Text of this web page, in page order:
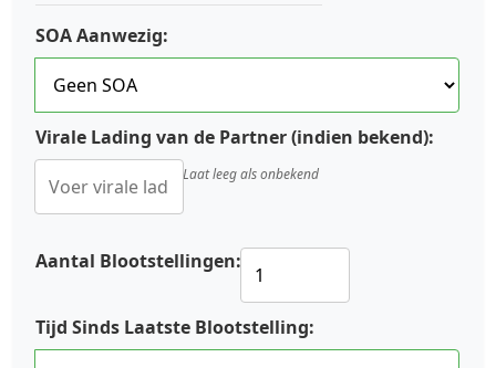
SOA Aanwezig:
Virale Lading van de Partner (indien bekend):
Laat leeg als onbekend
Aantal Blootstellingen:
Tijd Sinds Laatste Blootstelling: